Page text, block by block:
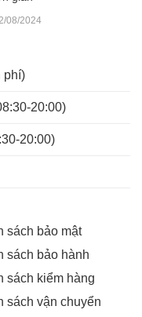
08/2024
phí)
20:00)
20:00)
sách bảo mật
sách bảo hành
sách kiểm hàng
sách vận chuyển